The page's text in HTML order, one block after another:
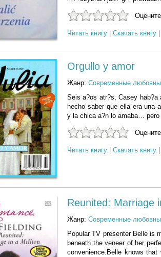
Читать книгу Скачать книгу
Orgullo y amor
Жанр: Современные
Seis a?os atr?s, Casey hab?a
hecho saber que ella era una
y la chica a?n lo amaba… pero
Читать книгу Скачать книгу
Reunited: Marriage
Жанр: Современные
Popular TV presenter Belle is
beneath the veneer of her
convenience.Belle knows